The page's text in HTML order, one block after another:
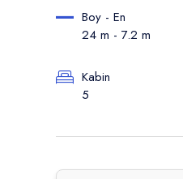
Boy - En
24 m - 7.2 m
Kabin
5